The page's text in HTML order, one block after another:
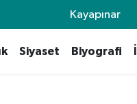
Kayapınar
Siyaset Biyografi